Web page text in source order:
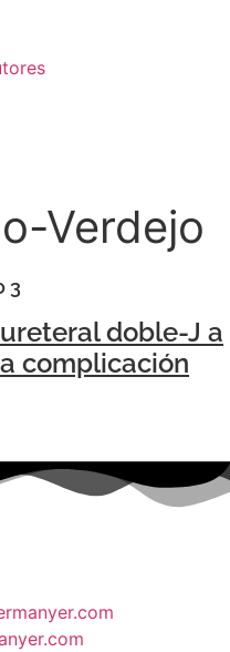
Verdejo
3
doble-J a
complicación